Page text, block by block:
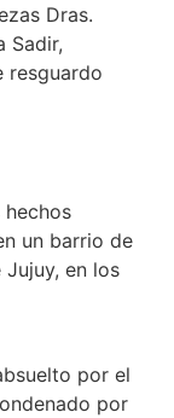
Dras.
Sadir,
resguardo
hechos
un barrio de
en los
por el
por